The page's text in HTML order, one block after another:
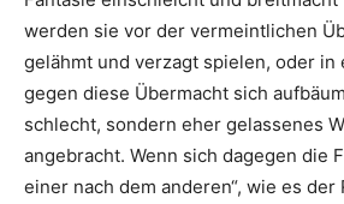
werden sie vor der vermeintlichen
gelähmt und verzagt spielen, oder in
gegen diese Übermacht sich
schlecht, sondern eher gelassenes
angebracht. Wenn sich dagegen die
einer nach dem anderen“, wie es